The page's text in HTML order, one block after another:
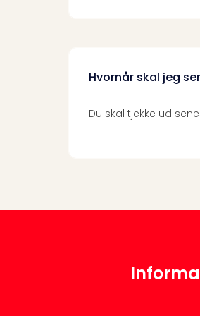
Hvornår skal jeg
Du skal tjekke ud